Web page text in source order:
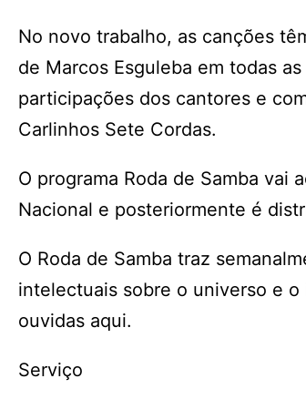
No novo trabalho, as canções
de Marcos Esguleba em todas
participações dos cantores e
Carlinhos Sete Cordas.
O programa Roda de Samba vai
Nacional e posteriormente é
O Roda de Samba traz
intelectuais sobre o universo e o
ouvidas aqui.
Serviço